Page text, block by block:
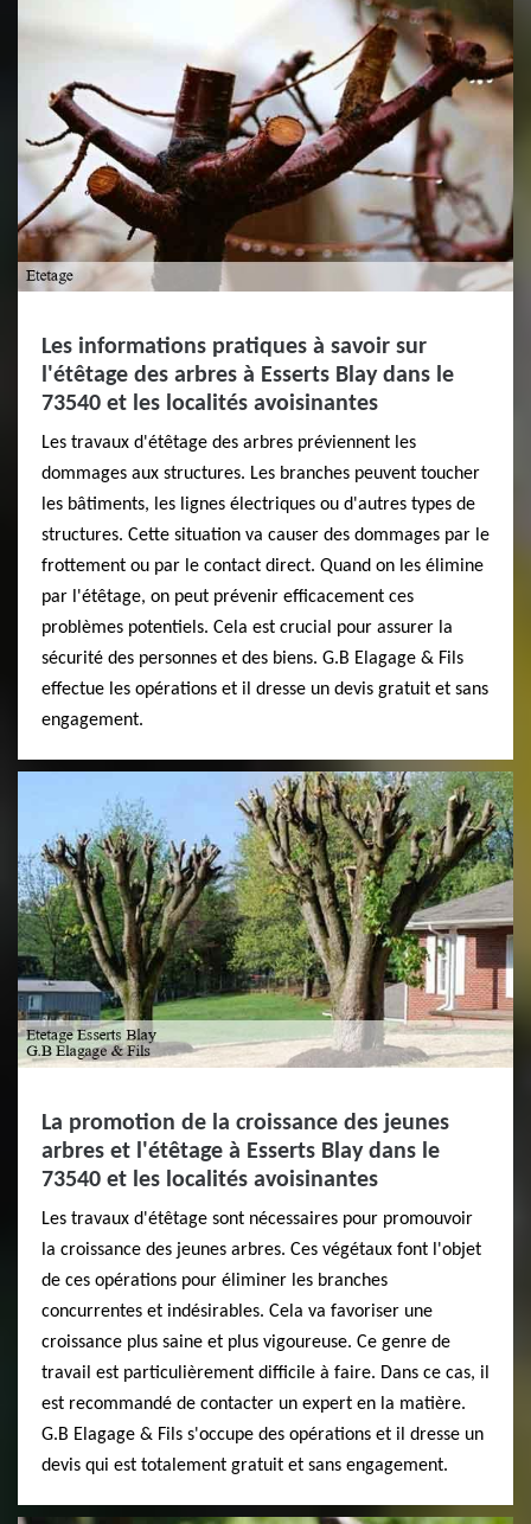
Les informations pratiques à savoir sur
l'étêtage des arbres à Esserts Blay dans le
73540 et les localités avoisinantes
Les travaux d'étêtage des arbres préviennent les
dommages aux structures. Les branches peuvent toucher
les bâtiments, les lignes électriques ou d'autres types de
structures. Cette situation va causer des dommages par le
frottement ou par le contact direct. Quand on les élimine
par l'étêtage, on peut prévenir efficacement ces
problèmes potentiels. Cela est crucial pour assurer la
sécurité des personnes et des biens. G.B Elagage & Fils
effectue les opérations et il dresse un devis gratuit et sans
engagement.
La promotion de la croissance des jeunes
arbres et l'étêtage à Esserts Blay dans le
73540 et les localités avoisinantes
Les travaux d'étêtage sont nécessaires pour promouvoir
la croissance des jeunes arbres. Ces végétaux font l'objet
de ces opérations pour éliminer les branches
concurrentes et indésirables. Cela va favoriser une
croissance plus saine et plus vigoureuse. Ce genre de
travail est particulièrement difficile à faire. Dans ce cas, il
est recommandé de contacter un expert en la matière.
G.B Elagage & Fils s'occupe des opérations et il dresse un
devis qui est totalement gratuit et sans engagement.